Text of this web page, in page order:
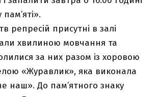
пам’яті».
репресій присутні в залі
хвилиною мовчання та
за них разом із хоровою
«Журавлик», яка виконала
наш». До пам’ятного знаку